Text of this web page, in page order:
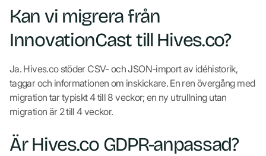
Kan vi migrera från
InnovationCast till Hives.co?
Ja. Hives.co stöder CSV- och JSON-import av idéhistorik,
taggar och informationen om inskickare. En ren övergång med
migration tar typiskt 4 till 8 veckor; en ny utrullning utan
migration är 2 till 4 veckor.
Är Hives.co GDPR-anpassad?